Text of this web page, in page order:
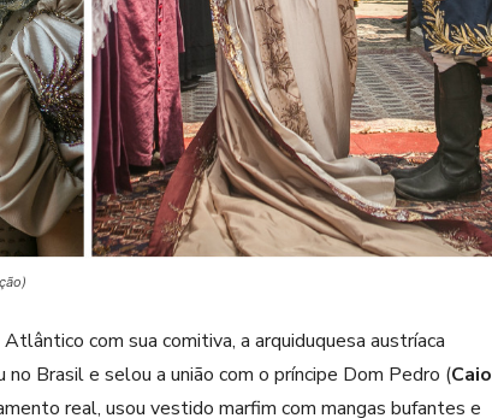
com sua comitiva, a arquiduquesa austríaca
no Brasil e selou a união com o príncipe Dom Pedro (Caio
real, usou vestido marfim com mangas bufantes e